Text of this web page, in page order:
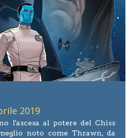
2019
l'ascesa al potere del Chiss
noto come Thrawn, da